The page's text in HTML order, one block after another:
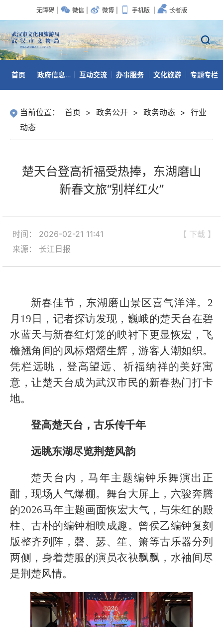
无障碍 微信 微博 手机版 长者版
首页 政府信息公开 互动交流 办事服务 文化旅游 专题专栏
当前位置： 首页 > 政务公开 > 政务动态 > 行业
动态
楚天台登高祈福受热捧，东湖磨山
新春文旅“别样红火”
【 下载 】
时间： 2026-02-21 11:41
来源： 长江日报
新春佳节，东湖磨山景区喜气洋洋。2
月19日，记者探访发现，巍峨的楚天台在碧
水蓝天与新春红灯笼的映衬下更显恢宏，飞
檐翘角间的凤标熠熠生辉，游客人潮如织。
凭栏远眺，登高望远、祈福纳祥的美好寓
意，让楚天台成为武汉市民的新春热门打卡
地。
登高楚天台，古乐传千年
远眺东湖尽览荆楚风韵
楚天台内，马年主题编钟乐舞演出正
酣，现场人气爆棚。舞台大屏上，六骏奔腾
的2026马年主题画面恢宏大气，与朱红的殿
柱、古朴的编钟相映成趣。曾侯乙编钟复刻
版整齐列阵，磬、瑟、笙、箫等古乐器分列
两侧，身着楚服的演员衣袂飘飘，水袖间尽
是荆楚风情。